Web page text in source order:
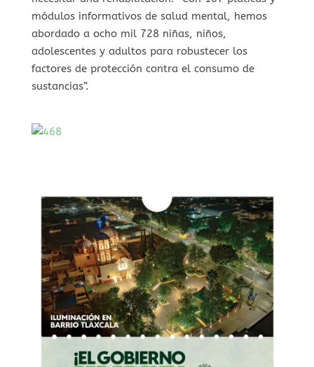
módulos informativos de salud mental, hemos
abordado a ocho mil 728 niñas, niños,
adolescentes y adultos para robustecer los
factores de protección contra el consumo de
sustancias”.